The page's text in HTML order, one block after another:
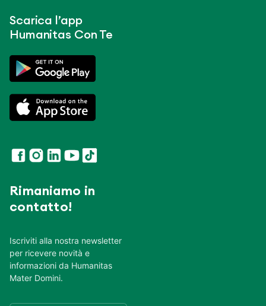
Scarica l’app
Humanitas Con Te
Rimaniamo in
contatto!
Iscriviti alla nostra newsletter
per ricevere novità e
informazioni da Humanitas
Mater Domini.